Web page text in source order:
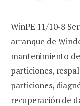
WinPE 11/10-8
arranque de
mantenimiento
particiones,
particiones,
recuperación de